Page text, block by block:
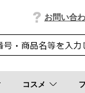
お問い合
コスメ